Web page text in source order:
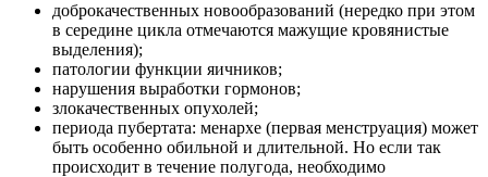
доброкачественных новообразований (нередко при этом
в середине цикла отмечаются мажущие кровянистые
выделения);
патологии функции яичников;
нарушения выработки гормонов;
злокачественных опухолей;
периода пубертата: менархе (первая менструация) может
быть особенно обильной и длительной. Но если так
происходит в течение полугода, необходимо